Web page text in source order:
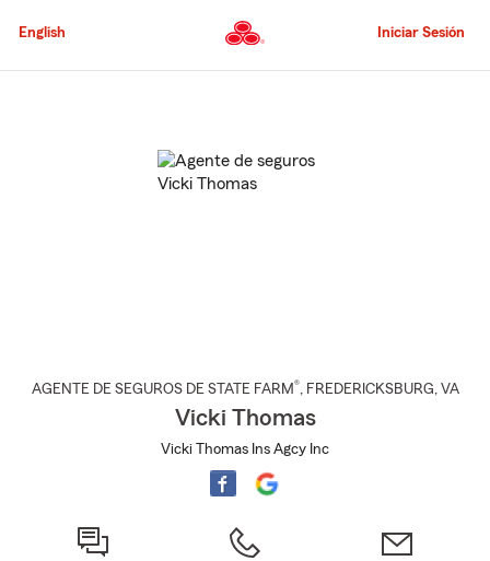
al
principal
English Iniciar Sesión
AGENTE DE SEGUROS DE STATE FARM®, FREDERICKSBURG, VA
Vicki Thomas
Vicki Thomas Ins Agcy Inc